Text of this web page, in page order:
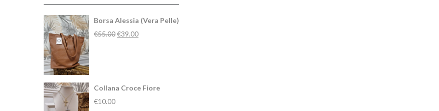
Borsa Alessia (Vera Pelle)
€55.00€39.00
Collana Croce Fiore
€10.00